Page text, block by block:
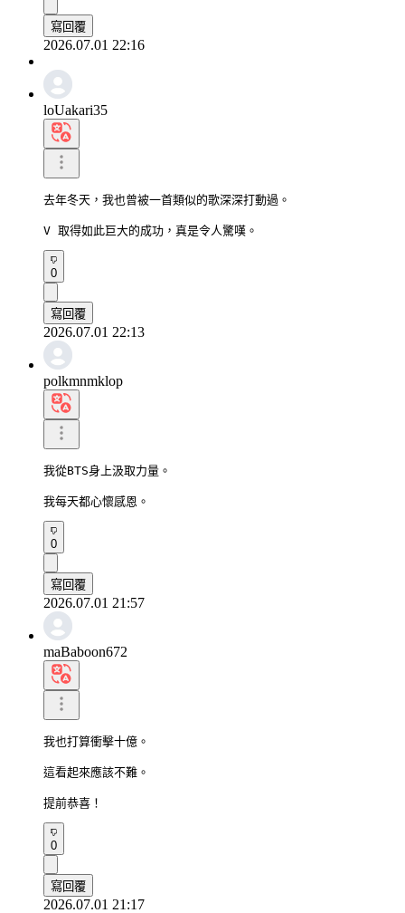
寫回覆
2026.07.01 22:16
loUakari35
去年冬天，我也曾被一首類似的歌深深打動過。
V 取得如此巨大的成功，真是令人驚嘆。
0
寫回覆
2026.07.01 22:13
polkmnmklop
我從BTS身上汲取力量。
我每天都心懷感恩。
0
寫回覆
2026.07.01 21:57
maBaboon672
我也打算衝擊十億。
這看起來應該不難。
提前恭喜！
0
寫回覆
2026.07.01 21:17